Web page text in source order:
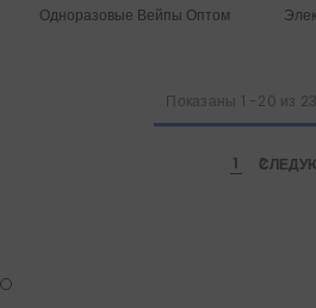
Одноразовые Вейпы Оптом
Показаны 1 -20 из
1 2